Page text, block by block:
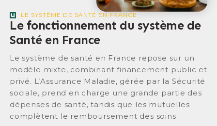
LE SYSTÈME DE SANTÉ EN FRANCE
Le fonctionnement du système de
Santé en France
Le système de santé en France repose sur un
modèle mixte, combinant financement public et
privé. L’Assurance Maladie, gérée par la Sécurité
sociale, prend en charge une grande partie des
dépenses de santé, tandis que les mutuelles
complètent le remboursement des soins.